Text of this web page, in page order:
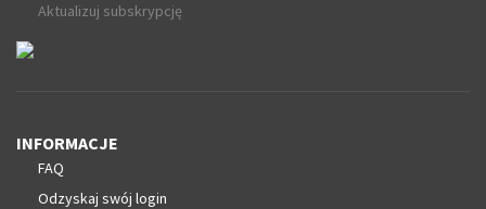
Aktualizuj subskrypcję
INFORMACJE
FAQ
Odzyskaj swój login